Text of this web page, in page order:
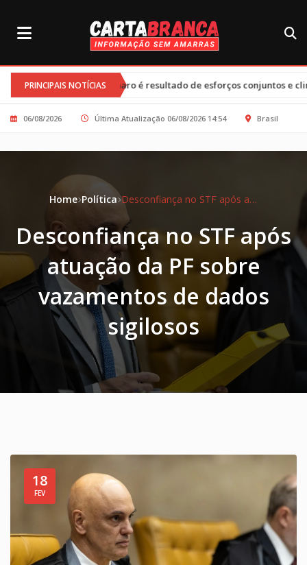
PRINCIPAIS NOTÍCIAS
é resultado de esforços conjuntos e clima tenso•Tarifas
06/08/2026 Última Atualização 06/08/2026 14:54 Brasil
Home Política Desconfiança no STF após atuação da PF sobre vazamentos de dados sigilosos
Desconfiança no STF após
atuação da PF sobre
vazamentos de dados
sigilosos
18
FEV